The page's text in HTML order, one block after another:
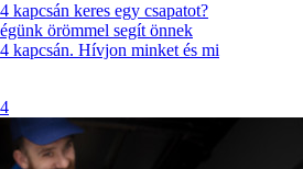
kapcsán keres egy csapatot?
örömmel segít önnek
kapcsán. Hívjon minket és mi